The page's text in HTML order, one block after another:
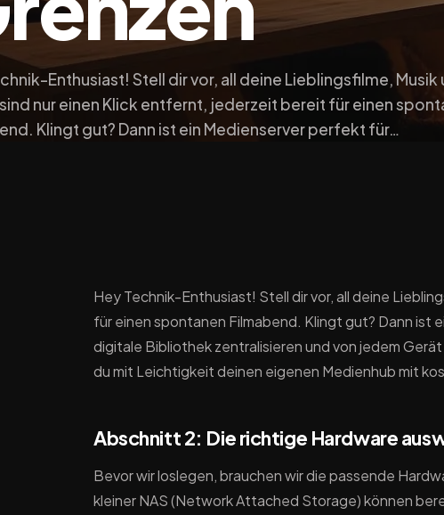
Enthusiast! Stell dir vor, all deine Lieblingsfilme, Musik
nur einen Klick entfernt, jederzeit bereit für einen
Klingt gut? Dann ist ein Medienserver perfekt für…
Hey Technik-Enthusiast! Stell dir vor, all deine
für einen spontanen Filmabend. Klingt gut? Dann ist
digitale Bibliothek zentralisieren und von jedem
du mit Leichtigkeit deinen eigenen Medienhub mit
Abschnitt 2: Die richtige Hardware
Bevor wir loslegen, brauchen wir die passende
kleiner NAS (Network Attached Storage) können